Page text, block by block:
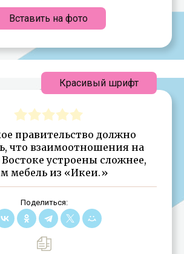
Вставить на фото
правительство должно
что взаимоотношения на
устроены сложнее,
мебель из «Икеи.»
Поделиться:
Красивый шрифт